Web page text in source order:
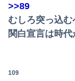
>>89
むしろ突っ込
関白宣言は時
109